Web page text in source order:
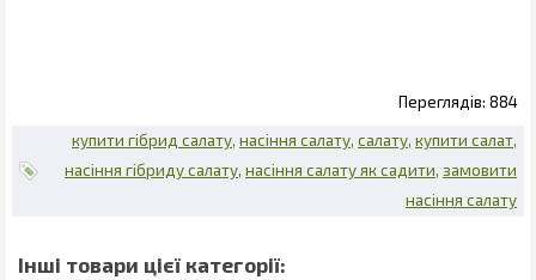
884
купити гібрид салату насіння салату салату купити салат
насіння гібриду салату насіння салату як садити замовити
насіння салату